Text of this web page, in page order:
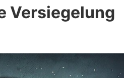
Versiegelung